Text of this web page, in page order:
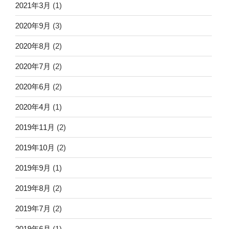
2021年3月 (1)
2020年9月 (3)
2020年8月 (2)
2020年7月 (2)
2020年6月 (2)
2020年4月 (1)
2019年11月 (2)
2019年10月 (2)
2019年9月 (1)
2019年8月 (2)
2019年7月 (2)